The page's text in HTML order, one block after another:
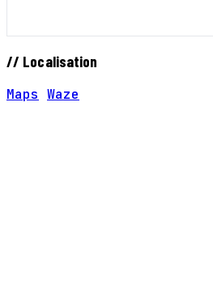
// Localisation
Maps Waze